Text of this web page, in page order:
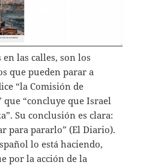
las calles, son los
que pueden parar a
“la Comisión de
que “concluye que Israel
Su conclusión es clara:
para pararlo” (El Diario).
lo está haciendo,
por la acción de la